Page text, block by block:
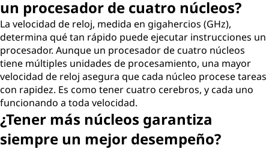
un procesador de cuatro núcleos?
La velocidad de reloj, medida en gigahercios (GHz),
determina qué tan rápido puede ejecutar instrucciones un
procesador. Aunque un procesador de cuatro núcleos
tiene múltiples unidades de procesamiento, una mayor
velocidad de reloj asegura que cada núcleo procese tareas
con rapidez. Es como tener cuatro cerebros, y cada uno
funcionando a toda velocidad.
¿Tener más núcleos garantiza
siempre un mejor desempeño?